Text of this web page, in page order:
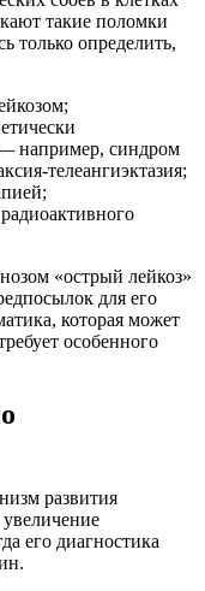
такие поломки
только определить,
например, синдром
телеангиэктазия;
«острый лейкоз»
для его
которая может
особенного
развития
его диагностика